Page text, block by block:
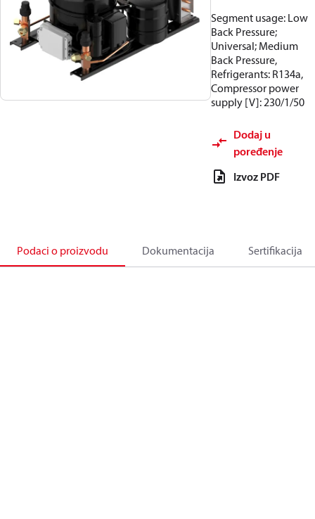
Segment usage: Low
Back Pressure;
Universal; Medium
Back Pressure,
Refrigerants: R134a,
Compressor power
supply [V]: 230/1/50
Dodaj u
poređenje
Izvoz PDF
Podaci o proizvodu Dokumentacija Sertifikacija